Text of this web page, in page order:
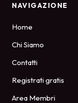
NAVIGAZIONE
Home
Chi Siamo
Contatti
Registrati gratis
Area Membri